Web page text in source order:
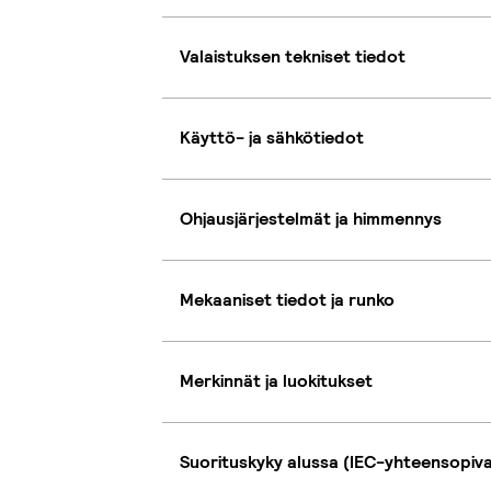
Valaistuksen tekniset tiedot
Käyttö- ja sähkötiedot
Ohjausjärjestelmät ja himmennys
Mekaaniset tiedot ja runko
Merkinnät ja luokitukset
Suorituskyky alussa (IEC-